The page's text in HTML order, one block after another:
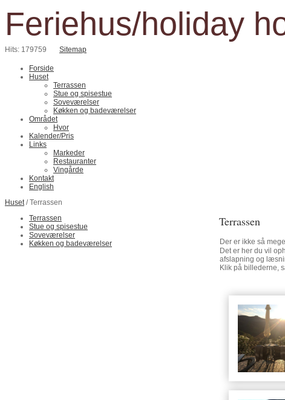
Feriehus/holiday
Hits: 179759 Sitemap
Forside
Huset
Terrassen
Stue og spisestue
Soveværelser
Køkken og badeværelser
Området
Hvor
Kalender/Pris
Links
Markeder
Restauranter
Vingårde
Kontakt
English
Huset/ Terrassen
Terrassen
Stue og spisestue
Soveværelser
Køkken og badeværelser
Terrassen
Der er ikke så
Det er her du vil
afslapning og
Klik på billederne,